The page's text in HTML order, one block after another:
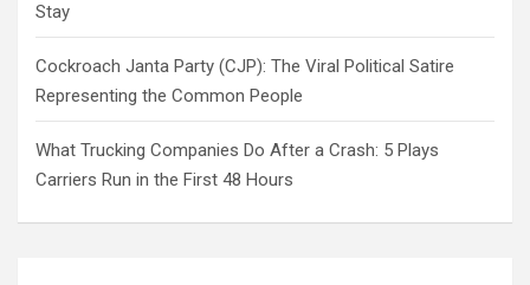
Stay
Cockroach Janta Party (CJP): The Viral Political Satire
Representing the Common People
What Trucking Companies Do After a Crash: 5 Plays
Carriers Run in the First 48 Hours